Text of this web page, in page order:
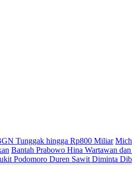
Tunggak hingga Rp800 Miliar
Bantah Prabowo Hina Wartawan
Podomoro Duren Sawit Diminta